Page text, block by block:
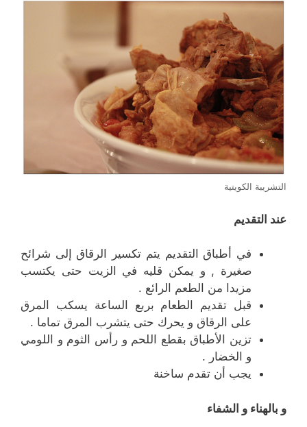
التشريبة الكويتية
عند التقديم
في أطباق التقديم يتم تكسير الرقاق إلى شرائح
صغيرة , و يمكن قليه في الزيت حتى يكتسب
مزيدا من الطعم الرائع .
قبل تقديم الطعام بربع الساعة يسكب المرق
على الرقاق و يحرك حتى يتشرب المرق تماما .
تزين الأطباق بقطع اللحم و رأس الثوم و اللومي
و الخضار .
يجب أن تقدم ساخنة
و بالهناء و الشفاء